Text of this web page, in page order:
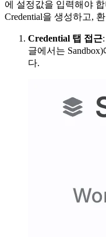
에 설정값을 입력해야 합
Credential을 생성하고,
Credential 탭 접근
글에서는
다.